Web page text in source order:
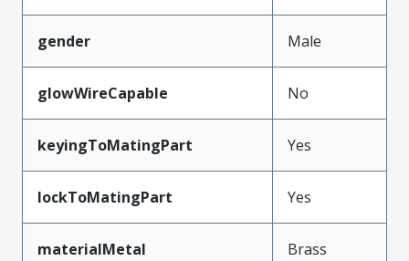
gender Male
glowWireCapable No
keyingToMatingPart Yes
lockToMatingPart Yes
materialMetal Brass